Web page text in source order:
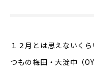
１２月とは思えないく
つもの梅田・大淀中（